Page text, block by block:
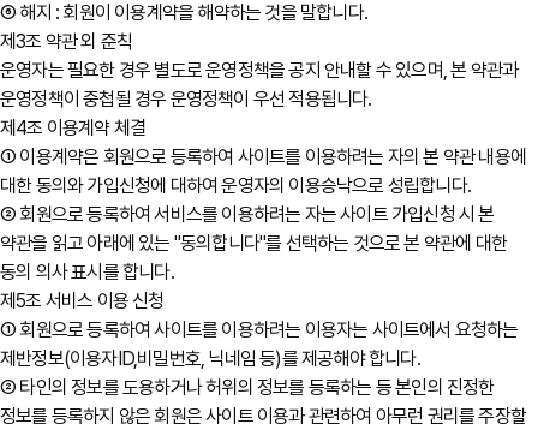
⑥ 해지 : 회원이 이용계약을 해약하는 것을 말합니다.
제3조 약관 외 준칙
운영자는 필요한 경우 별도로 운영정책을 공지 안내할 수 있으며, 본 약관과
운영정책이 중첩될 경우 운영정책이 우선 적용됩니다.
제4조 이용계약 체결
① 이용계약은 회원으로 등록하여 사이트를 이용하려는 자의 본 약관 내용에
대한 동의와 가입신청에 대하여 운영자의 이용승낙으로 성립합니다.
② 회원으로 등록하여 서비스를 이용하려는 자는 사이트 가입신청 시 본
약관을 읽고 아래에 있는 "동의합니다"를 선택하는 것으로 본 약관에 대한
동의 의사 표시를 합니다.
제5조 서비스 이용 신청
① 회원으로 등록하여 사이트를 이용하려는 이용자는 사이트에서 요청하는
제반정보(이용자ID,비밀번호, 닉네임 등)를 제공해야 합니다.
② 타인의 정보를 도용하거나 허위의 정보를 등록하는 등 본인의 진정한
정보를 등록하지 않은 회원은 사이트 이용과 관련하여 아무런 권리를 주장할